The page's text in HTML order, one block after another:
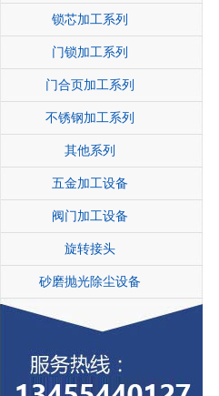
锁芯加工系列
门锁加工系列
门合页加工系列
不锈钢加工系列
其他系列
五金加工设备
阀门加工设备
旋转接头
砂磨抛光除尘设备